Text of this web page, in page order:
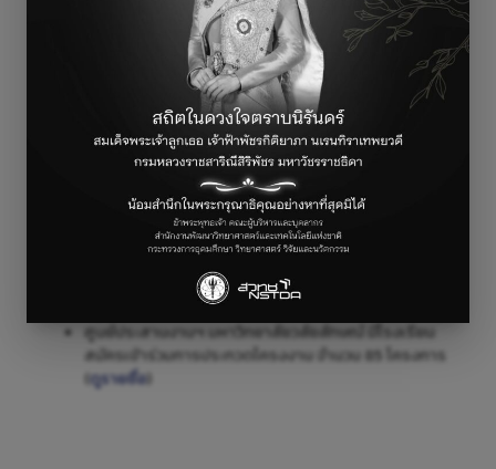
ศูนย์ประสานงานฯ มหาวิทยาลัยเชียงใหม่ มีโรงเรียน
สมัครเข้าร่วมการประกวดโครงงาน จำนวน 214 โครงการ
ศูนย์ประสานงานฯ มหาวิทยาลัยศิลปากร มีโรงเรียน
สมัครเข้าร่วมการประกวดโครงงาน จำนวน 61 โครงการ
ดูรายชื่อ)
ศูนย์ประสานงานฯ มหาวิทยาลัยธรรมศาสตร์ ศูนย์รังสิต
มีโรงเรียนสมัครเข้าร่วมการประกวดโครงงาน จำนวน 215
ดูรายชื่อ)
ศูนย์ประสานงานฯ​ มหาวิทยาลัยอุบลราชธานี มีโรงเรียน
สมัครเข้าร่วมการประกวดโครงงาน จำนวน 294 โครงการ
ศูนย์ประสานงานฯ​ มหาวิทยาลัยวลัยลักษณ์ มีโรงเรียน
สมัครเข้าร่วมการประกวดโครงงาน จำนวน 85 โครงการ
(ดูรายชื่อ)